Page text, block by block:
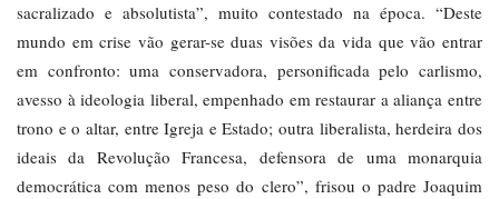
sacralizado e absolutista”, muito contestado na época. “Deste
mundo em crise vão gerar-se duas visões da vida que vão entrar
em confronto: uma conservadora, personificada pelo carlismo,
avesso à ideologia liberal, empenhado em restaurar a aliança entre
trono e o altar, entre Igreja e Estado; outra liberalista, herdeira dos
ideais da Revolução Francesa, defensora de uma monarquia
democrática com menos peso do clero”, frisou o padre Joaquim